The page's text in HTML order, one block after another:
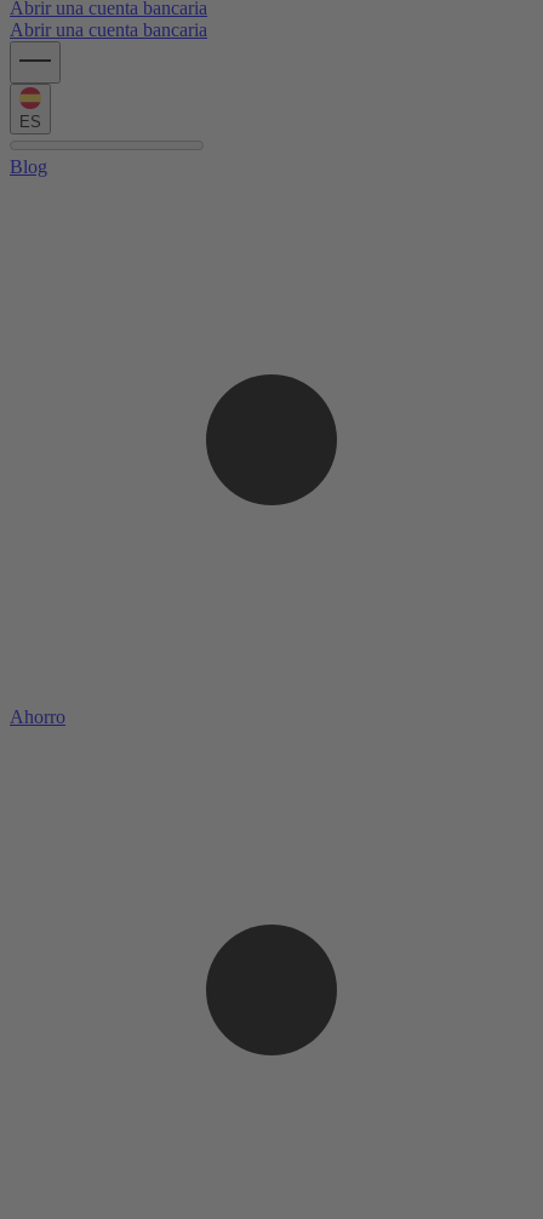
Abrir una cuenta bancaria
Abrir una cuenta bancaria
ES
Blog
Ahorro